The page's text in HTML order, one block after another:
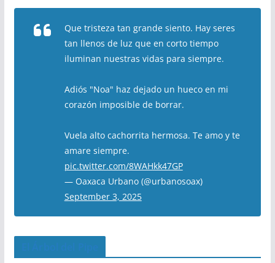
Que tristeza tan grande siento. Hay seres
tan llenos de luz que en corto tiempo
iluminan nuestras vidas para siempre.
Adiós "Noa" haz dejado un hueco en mi
corazón imposible de borrar.
Vuela alto cachorrita hermosa. Te amo y te
amare siempre.
pic.twitter.com/8WAHkk47GP
— Oaxaca Urbano (@urbanosoax)
September 3, 2025